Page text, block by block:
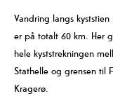
Vandring langs
er på totalt 60 km. Her
hele kyststrekningen
Stathelle og grensen til
Kragerø.